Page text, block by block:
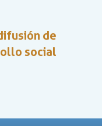
de
social